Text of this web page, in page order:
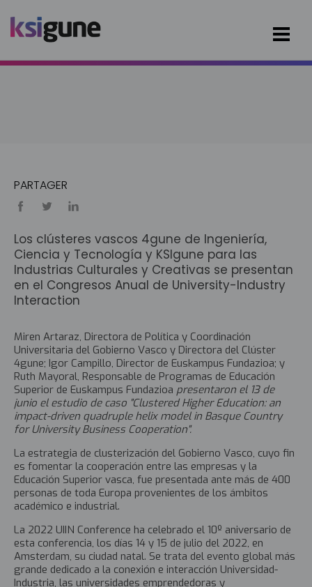
PARTAGER
Los clústeres vascos 4gune de Ingeniería,
Ciencia y Tecnología y KSIgune para las
Industrias Culturales y Creativas se presentan
en el Congresos Anual de University-Industry
Interaction
Miren Artaraz, Directora de Política y Coordinación
Universitaria del Gobierno Vasco y Directora del Clúster
4gune; Igor Campillo, Director de Euskampus Fundazioa; y
Ruth Mayoral, Responsable de Programas de Educación
Superior de Euskampus Fundazioa presentaron el 13 de
junio el estudio de caso "Clustered Higher Education: an
impact-driven quadruple helix model in Basque Country
for University Business Cooperation".
La estrategia de clusterización del Gobierno Vasco, cuyo fin
es fomentar la cooperación entre las empresas y la
Educación Superior vasca, fue presentada ante más de 400
personas de toda Europa provenientes de los ámbitos
académico e industrial.
La 2022 UIIN Conference ha celebrado el 10º aniversario de
esta conferencia, los días 14 y 15 de julio del 2022, en
Amsterdam, su ciudad natal. Se trata del evento global más
grande dedicado a la conexión e interacción Universidad-
Industria, las universidades emprendedoras y